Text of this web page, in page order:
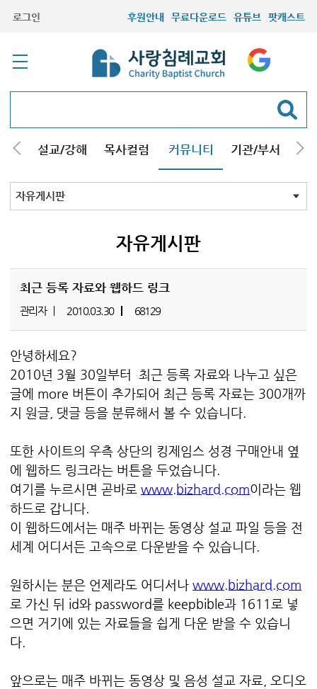
로그인 후원안내 무료다운로드 유튜브 팟캐스트
내 설교/강해 목사컬럼 커뮤니티 기관/부서 선
최근등록자료
자유게시판
자유게시판
최근 등록 자료와 웹하드 링크
관리자 2010.03.30 68129
안녕하세요?
2010년 3월 30일부터 최근 등록 자료와 나누고 싶은
글에 more 버튼이 추가되어 최근 등록 자료는 300개까
지 원글, 댓글 등을 분류해서 볼 수 있습니다.
또한 사이트의 우측 상단의 킹제임스 성경 구매안내 옆
에 웹하드 링크라는 버튼을 두었습니다.
여기를 누르시면 곧바로 www.bizhard.com이라는 웹
하드로 갑니다.
이 웹하드에서는 매주 바뀌는 동영상 설교 파일 등을 전
세계 어디서든 고속으로 다운받을 수 있습니다.
원하시는 분은 언제라도 어디서나 www.bizhard.com
로 가신 뒤 id와 password를 keepbible과 1611로 넣
으면 거기에 있는 자료들을 쉽게 다운 받을 수 있습니
다.
앞으로는 매주 바뀌는 동영상 및 음성 설교 자료, 오디오